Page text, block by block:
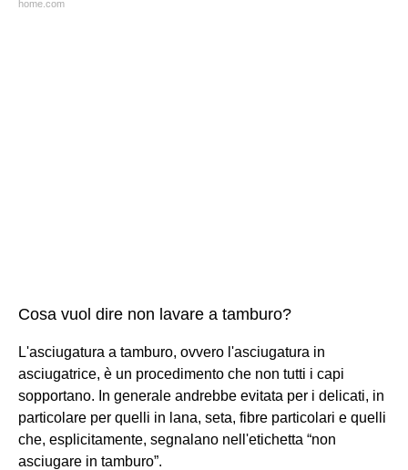
home.com
Cosa vuol dire non lavare a tamburo?
L'asciugatura a tamburo, ovvero l'asciugatura in
asciugatrice, è un procedimento che non tutti i capi
sopportano. In generale andrebbe evitata per i delicati, in
particolare per quelli in lana, seta, fibre particolari e quelli
che, esplicitamente, segnalano nell'etichetta “non
asciugare in tamburo”.